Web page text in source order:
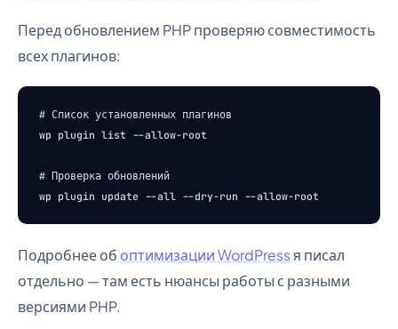
Перед обновлением PHP проверяю совместимость
всех плагинов:
# Список установленных плагинов
wp plugin list --allow-root
# Проверка обновлений
Подробнее об оптимизации WordPressя писал
отдельно — там есть нюансы работы с разными
версиями PHP.